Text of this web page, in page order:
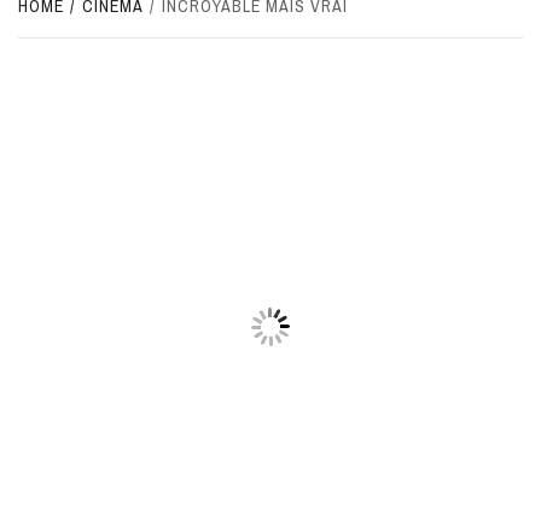
HOME CINÉMA INCROYABLE MAIS VRAI